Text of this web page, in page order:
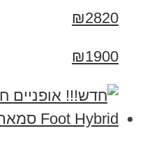
₪2820
₪1900